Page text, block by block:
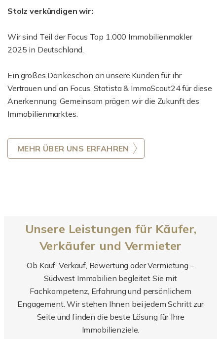
Stolz verkündigen wir:
Wir sind Teil der Focus Top 1.000 Immobilienmakler
2025 in Deutschland.
Ein großes Dankeschön an unsere Kunden für ihr
Vertrauen und an Focus, Statista & ImmoScout24 für diese
Anerkennung. Gemeinsam prägen wir die Zukunft des
Immobilienmarktes.
MEHR ÜBER UNS ERFAHREN
Unsere Leistungen für Käufer,
Verkäufer und Vermieter
Ob Kauf, Verkauf, Bewertung oder Vermietung –
Südwest Immobilien begleitet Sie mit
Fachkompetenz, Erfahrung und persönlichem
Engagement. Wir stehen Ihnen bei jedem Schritt zur
Seite und finden die beste Lösung für Ihre
Immobilienziele.